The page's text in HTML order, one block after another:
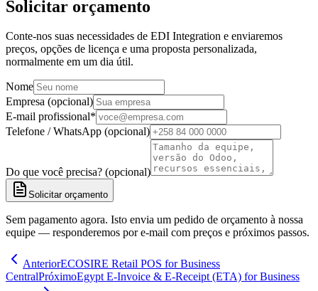
Solicitar orçamento
Conte-nos suas necessidades de EDI Integration e enviaremos
preços, opções de licença e uma proposta personalizada,
normalmente em um dia útil.
Nome
Empresa (opcional)
E-mail profissional*
Telefone / WhatsApp (opcional)
Do que você precisa? (opcional)
Solicitar orçamento
Sem pagamento agora. Isto envia um pedido de orçamento à nossa
equipe — responderemos por e-mail com preços e próximos passos.
AnteriorECOSIRE Retail POS for Business
CentralPróximoEgypt E-Invoice & E-Receipt (ETA) for Business